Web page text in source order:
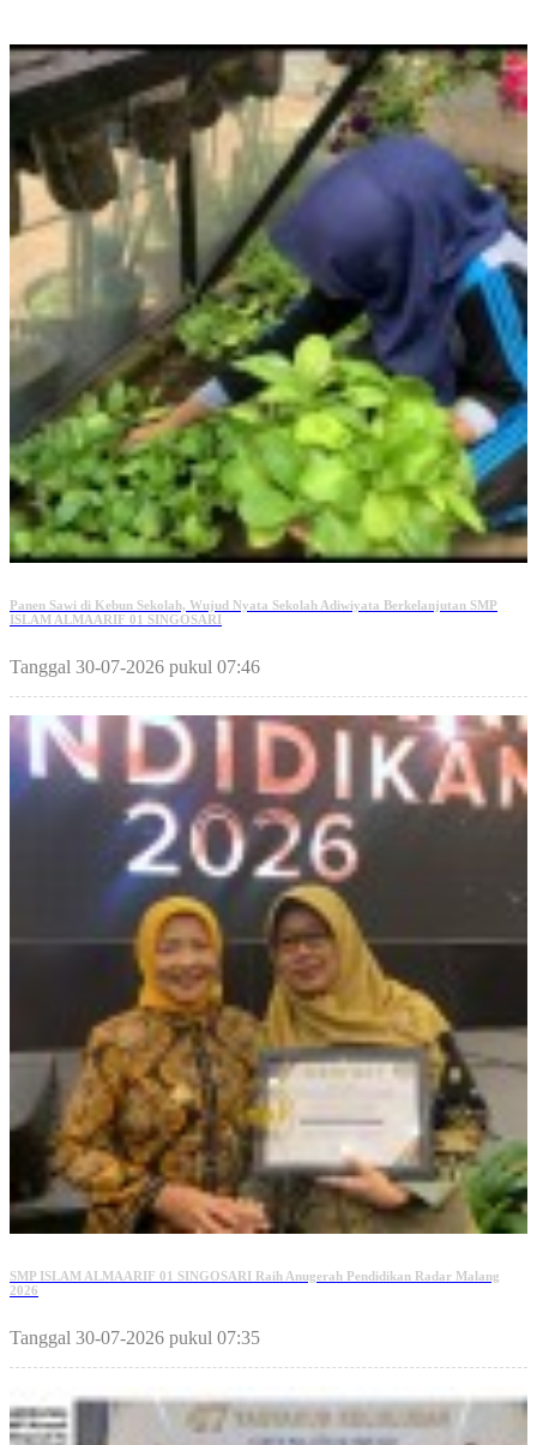
Panen Sawi di Kebun Sekolah, Wujud Nyata Sekolah Adiwiyata Berkelanjutan SMP
ISLAM ALMAARIF 01 SINGOSARI
Tanggal 30-07-2026 pukul 07:46
SMP ISLAM ALMAARIF 01 SINGOSARI Raih Anugerah Pendidikan Radar Malang
2026
Tanggal 30-07-2026 pukul 07:35